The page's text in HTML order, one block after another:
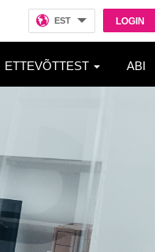
LOGIN
EST
ETTEVÕTTEST ABI